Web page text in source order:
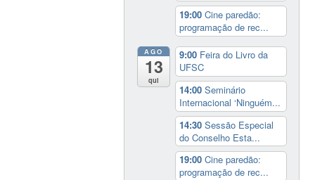
19:00Cine paredão:
programação de rec...
AGO
13
qui
9:00 Feira do Livro da
UFSC
14:00Seminário
Internacional ‘Ninguém...
14:30Sessão Especial
do Conselho Esta...
19:00Cine paredão:
programação de rec...